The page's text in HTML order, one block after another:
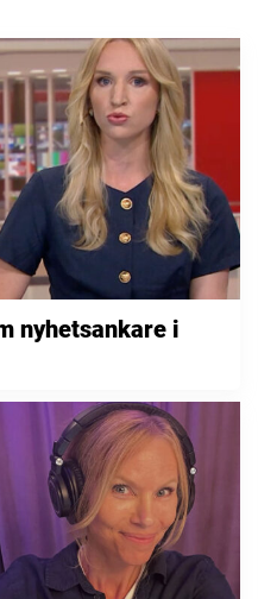
nyhetsankare i